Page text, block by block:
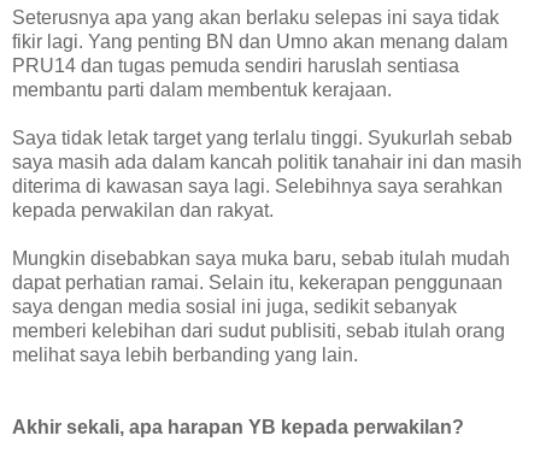
Seterusnya apa yang akan berlaku selepas ini saya tidak
fikir lagi. Yang penting BN dan Umno akan menang dalam
PRU14 dan tugas pemuda sendiri haruslah sentiasa
membantu parti dalam membentuk kerajaan.
Saya tidak letak target yang terlalu tinggi. Syukurlah sebab
saya masih ada dalam kancah politik tanahair ini dan masih
diterima di kawasan saya lagi. Selebihnya saya serahkan
kepada perwakilan dan rakyat.
Mungkin disebabkan saya muka baru, sebab itulah mudah
dapat perhatian ramai. Selain itu, kekerapan penggunaan
saya dengan media sosial ini juga, sedikit sebanyak
memberi kelebihan dari sudut publisiti, sebab itulah orang
melihat saya lebih berbanding yang lain.
Akhir sekali, apa harapan YB kepada perwakilan?